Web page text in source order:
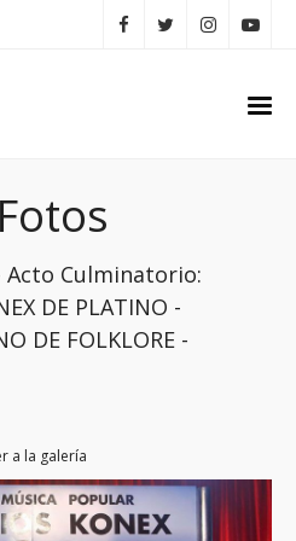
Acto Culminatorio:
DE PLATINO -
DE FOLKLORE -
a la galería